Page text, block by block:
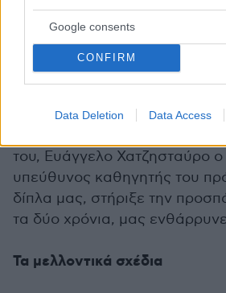
Google consents
CONFIRM
Data Deletion Data Access
δύσκολο. Μέσω του ΑΠΘ (σ.σ.
ο Παναγιώτης Τζουνάκης)
τροφοδοτήσει με υλικό, αλλά
την ώθηση και μας βοήθησε
Τζουνάκης. ΟΚωνσταντίνος
του, Ευάγγελο Χατζησταύρο ο
υπεύθυνος καθηγητής του
δίπλα μας, στήριξε την
τα δύο χρόνια, μας
Τα μελλοντικά σχέδια